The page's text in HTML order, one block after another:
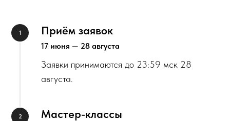
Приём заявок
17 июня — 28 августа
Заявки принимаются до 23:59 мск 28
августа.
Мастер-классы